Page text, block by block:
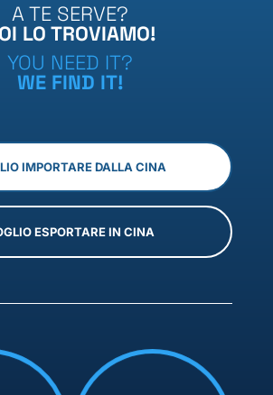
A TE SERVE?
LO TROVIAMO!
YOU NEED IT?
WE FIND IT!
IMPORTARE DALLA CINA
ESPORTARE IN CINA